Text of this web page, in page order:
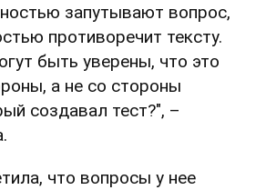
запутывают вопрос,
противоречит тексту.
быть уверены, что это
а не со стороны
создавал тест?", –
что вопросы у нее